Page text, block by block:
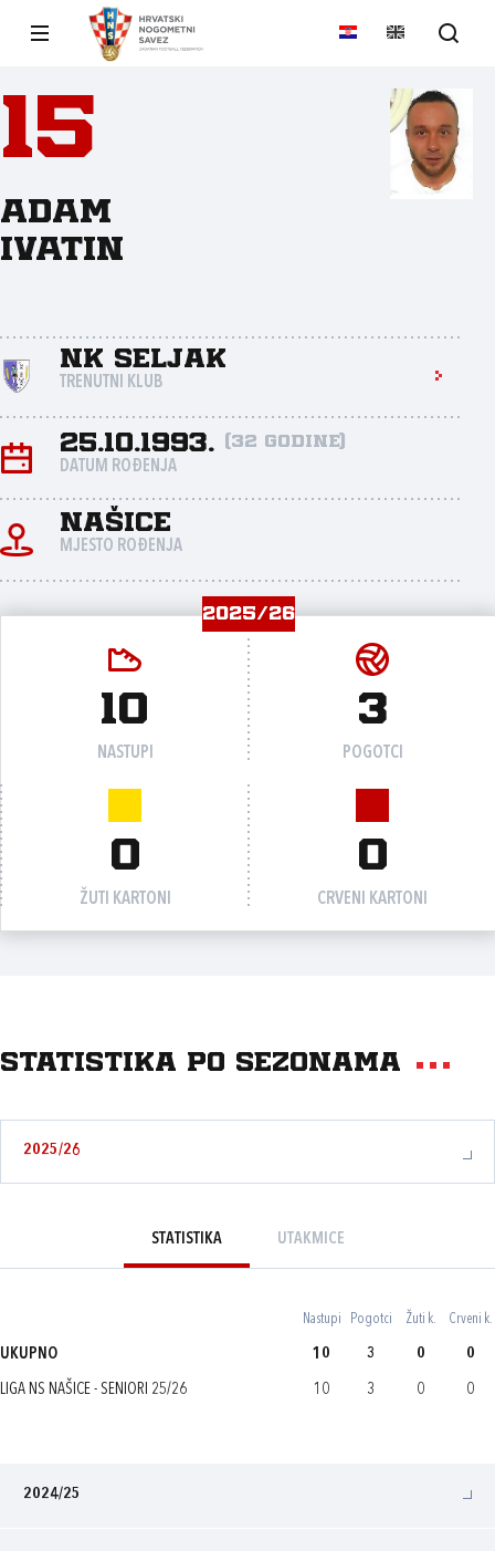
15
Adam
Ivatin
NK Seljak
TRENUTNI KLUB
25.10.1993. (32 godine)
DATUM ROĐENJA
Našice
MJESTO ROĐENJA
2025/26
10
NASTUPI
3
POGOTCI
0
ŽUTI KARTONI
0
CRVENI KARTONI
Statistika po sezonama
2025/26
STATISTIKA UTAKMICE
Nastupi Pogotci Žuti k. Crveni k.
UKUPNO 10 3 0 0
LIGA NS NAŠICE - SENIORI 25/26 10 3 0 0
2024/25